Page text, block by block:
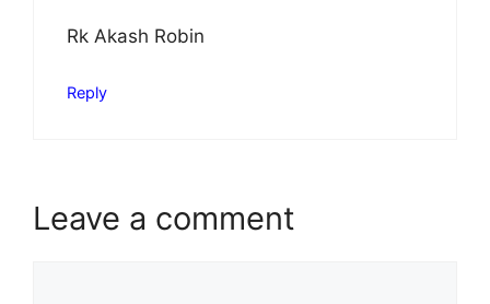
Rk Akash Robin
Reply
Leave a comment